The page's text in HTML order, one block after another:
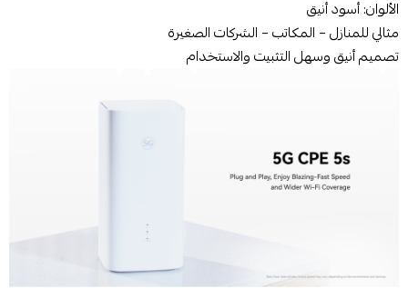
الألوان: أسود أنيق
مثالي للمنازل – المكاتب – الشركات الصغيرة
تصميم أنيق وسهل التثبيت والاستخدام